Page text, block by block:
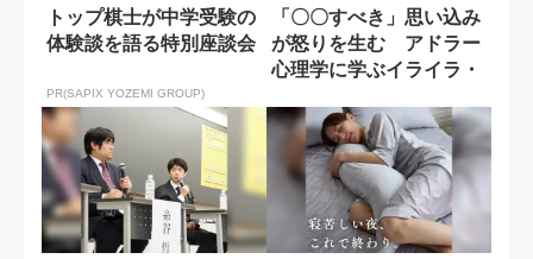
トップ棋士が中学受験の
体験談を語る特別座談会
PR(SAPIX YOZEMI GROUP)
「〇〇すべき」思い込み
が怒りを生む アドラー
心理学に学ぶイライラ・